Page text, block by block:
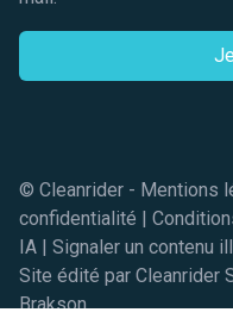
© Cleanrider - Mentions
confidentialité
IA
Signaler un contenu
Site édité par Cleanrider
Brakson